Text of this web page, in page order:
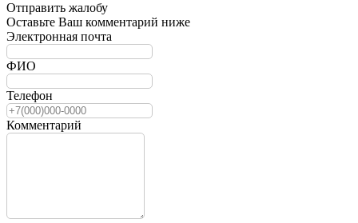
Отправить жалобу
Оставьте Ваш комментарий ниже
Электронная почта
ФИО
Телефон
Комментарий